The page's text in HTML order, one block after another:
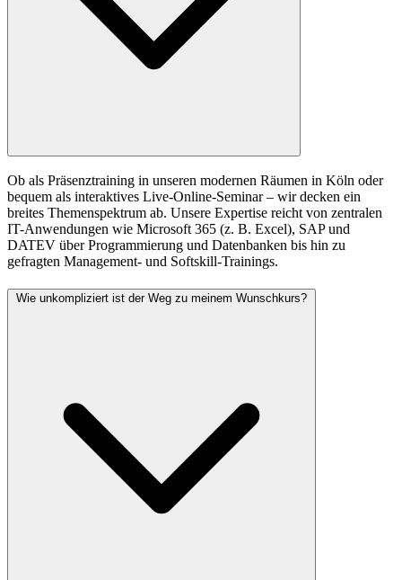
Ob als Präsenztraining in unseren modernen Räumen in Köln oder
bequem als interaktives Live-Online-Seminar – wir decken ein
breites Themenspektrum ab. Unsere Expertise reicht von zentralen
IT-Anwendungen wie Microsoft 365 (z. B. Excel), SAP und
DATEV über Programmierung und Datenbanken bis hin zu
gefragten Management- und Softskill-Trainings.
Wie unkompliziert ist der Weg zu meinem Wunschkurs?